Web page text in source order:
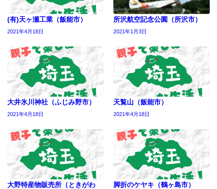
(有)天ヶ瀬工業（飯能市）
2021年4月18日
所沢航空記念公園（所沢市）
2021年1月3日
大井氷川神社（ふじみ野市）
2021年4月18日
天覧山（飯能市）
2021年4月18日
大野特産物販売所（ときがわ
脚折のケヤキ（鶴ヶ島市）